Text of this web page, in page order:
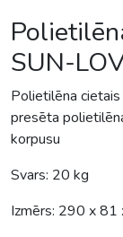
SUN-
Polietilēna
presēta
korpusu
Svars: 20 kg
Izmērs: 290 x 81